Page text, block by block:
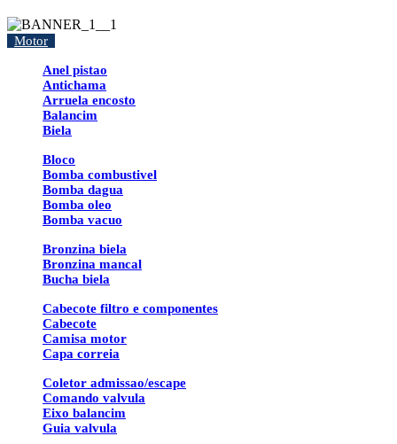
Motor
Anel pistao
Antichama
Arruela encosto
Balancim
Biela
Bloco
Bomba combustivel
Bomba dagua
Bomba oleo
Bomba vacuo
Bronzina biela
Bronzina mancal
Bucha biela
Cabecote filtro e componentes
Cabecote
Camisa motor
Capa correia
Coletor admissao/escape
Comando valvula
Eixo balancim
Guia valvula